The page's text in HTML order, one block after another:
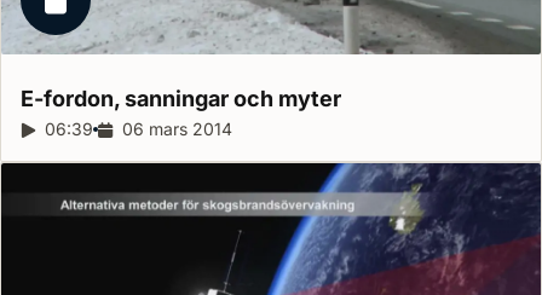
Låst reportage
E-fordon, sanningar och myter
Reportagelängd:
06:39 Releasedatum:
06 mars 2014